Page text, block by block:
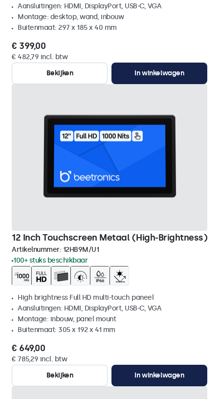
Aansluitingen: HDMI, DisplayPort, USB-C, VGA
Montage: desktop, wand, inbouw
Buitenmaat: 297 x 185 x 40 mm
€ 399,00
€ 482,79 incl. btw
Bekijken
In winkelwagen
12 Inch Touchscreen Metaal (High-Brightness)
Artikelnummer: 12HB9M/U1
100+ stuks beschikbaar
High brightness Full HD multi-touch paneel
Aansluitingen: HDMI, DisplayPort, USB-C, VGA
Montage: inbouw, panel mount
Buitenmaat: 305 x 192 x 41 mm
€ 649,00
€ 785,29 incl. btw
Bekijken
In winkelwagen